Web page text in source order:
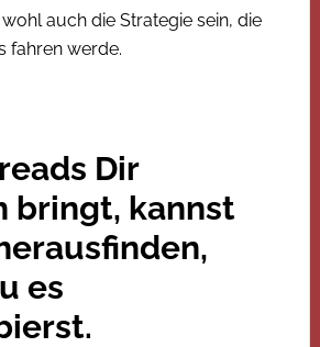
auch die Strategie sein, die
fahren werde.
Dir
bringt, kannst
es